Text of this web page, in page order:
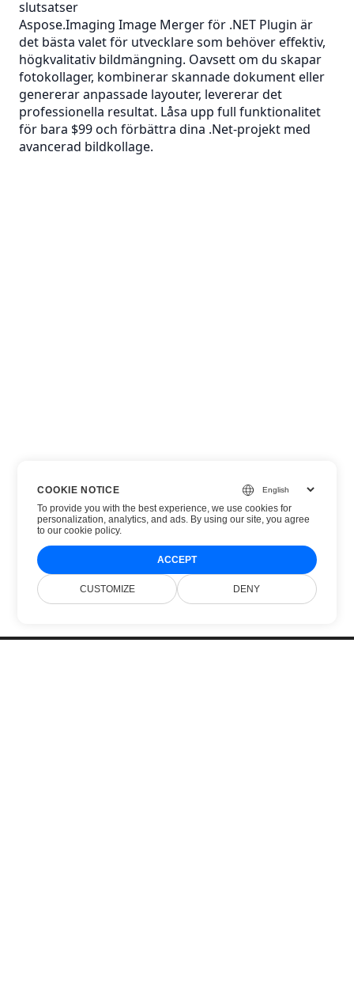
slutsatser
Aspose.Imaging Image Merger för .NET Plugin är
det bästa valet för utvecklare som behöver effektiv,
högkvalitativ bildmängning. Oavsett om du skapar
fotokollager, kombinerar skannade dokument eller
genererar anpassade layouter, levererar det
professionella resultat. Låsa upp full funktionalitet
för bara $99 och förbättra dina .Net-projekt med
avancerad bildkollage.
COOKIE NOTICE
To provide you with the best experience, we use cookies for
personalization, analytics, and ads. By using our site, you agree
toour cookie policy.
ACCEPT
CUSTOMIZE DENY